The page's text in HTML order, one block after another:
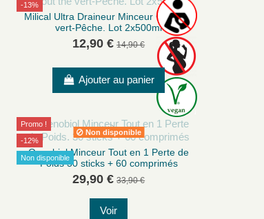
-13%
Milical Ultra Draineur Minceur Goût thé
vert-Pêche. Lot 2x500ml
12,90 € 14,90 €
Ajouter au panier
Promo !
-12%
Non disponible
Non disponible
Oenobiol Minceur Tout en 1 Perte de
Poids 30 sticks + 60 comprimés
29,90 € 33,90 €
Voir